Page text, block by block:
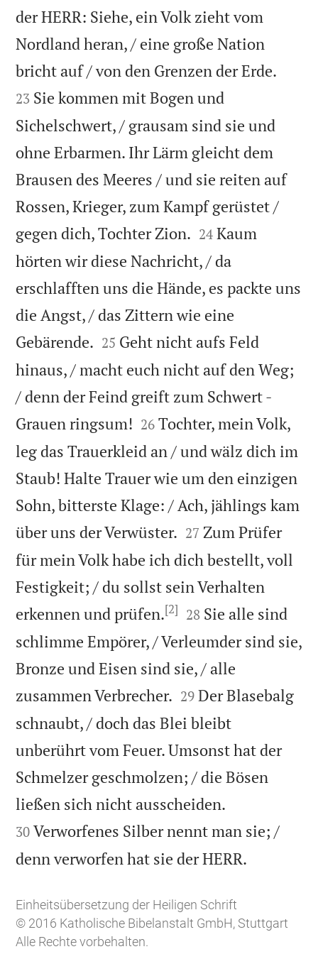
der HERR: Siehe, ein Volk zieht vom
Nordland heran, / eine große Nation
bricht auf / von den Grenzen der Erde.
23 Sie kommen mit Bogen und
Sichelschwert, / grausam sind sie und
ohne Erbarmen. Ihr Lärm gleicht dem
Brausen des Meeres / und sie reiten auf
Rossen, Krieger, zum Kampf gerüstet /
gegen dich, Tochter Zion. 

24 Kaum
hörten wir diese Nachricht, / da
erschlafften uns die Hände, es packte uns
die Angst, / das Zittern wie eine
Gebärende. 

25 Geht nicht aufs Feld
hinaus, / macht euch nicht auf den Weg;
/ denn der Feind greift zum Schwert -
Grauen ringsum! 

26 Tochter, mein Volk,
leg das Trauerkleid an / und wälz dich im
Staub! Halte Trauer wie um den einzigen
Sohn, bitterste Klage: / Ach, jählings kam
über uns der Verwüster. 

27 Zum Prüfer
für mein Volk habe ich dich bestellt, voll
Festigkeit; / du sollst sein Verhalten
erkennen und prüfen.[2] 

28 Sie alle sind
schlimme Empörer, / Verleumder sind sie,
Bronze und Eisen sind sie, / alle
zusammen Verbrecher. 

29 Der Blasebalg
schnaubt, / doch das Blei bleibt
unberührt vom Feuer. Umsonst hat der
Schmelzer geschmolzen; / die Bösen
ließen sich nicht ausscheiden.
30 Verworfenes Silber nennt man sie; /
denn verworfen hat sie der HERR.
Einheitsübersetzung der Heiligen Schrift
© 2016 Katholische Bibelanstalt GmbH, Stuttgart
Alle Rechte vorbehalten.